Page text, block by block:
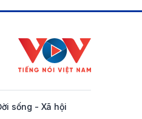
sống - Xã hội